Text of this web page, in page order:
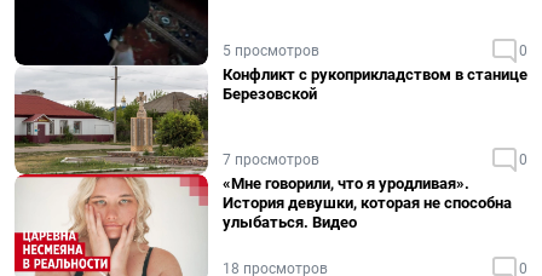
5 просмотров 0
Конфликт с рукоприкладством в станице
Березовской
7 просмотров 0
«Мне говорили, что я уродливая».
История девушки, которая не способна
улыбаться. Видео
18 просмотров 0